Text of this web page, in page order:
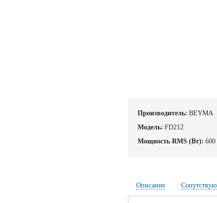
Производитель: BEYMA
Модель: FD212
Мощность RMS (Вт): 600
Описание